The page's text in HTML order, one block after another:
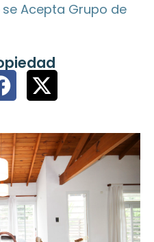
Acepta Grupo de